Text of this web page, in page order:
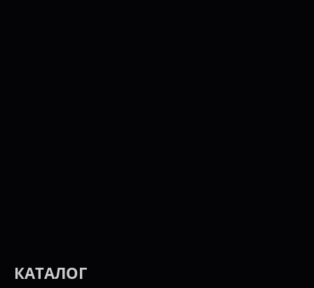
КАТАЛОГ